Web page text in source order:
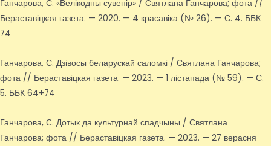
Ганчарова, С. «Велікодны сувенір» / Святлана Ганчарова; фота //
Бераставіцкая газета. — 2020. — 4 красавіка (№ 26). — С. 4. ББК
74
Ганчарова, С. Дзівосы беларускай саломкі / Святлана Ганчарова;
фота // Бераставіцкая газета. — 2023. — 1 лістапада (№ 59). — С.
5. ББК 64+74
Ганчарова, С. Дотык да культурнай спадчыны / Святлана
Ганчарова; фота // Бераставіцкая газета. — 2023. — 27 верасня